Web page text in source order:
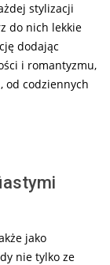
stylizacji
do nich lekkie
dodając
i romantyzmu,
od codziennych
jako
nie tylko ze